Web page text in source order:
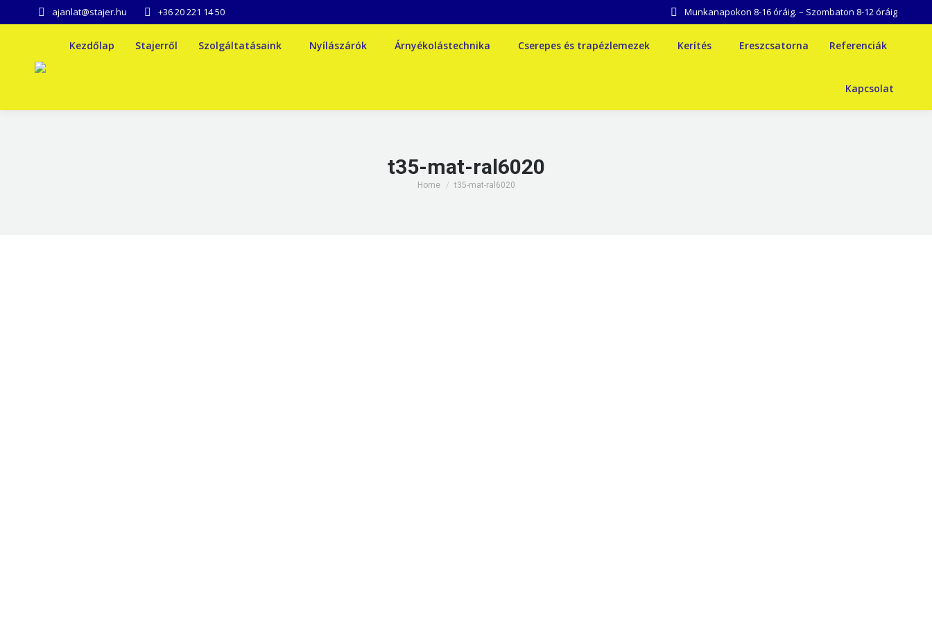
ajanlat@stajer.hu +36 20 221 14 50 Munkanapokon 8-16 óráig. – Szombaton 8-12 óráig
Kezdőlap Stajerről Szolgáltatásaink Nyílászárók Árnyékolástechnika Cserepes és trapézlemezek Kerítés Ereszcsatorna Referenciák
Kapcsolat
t35-mat-ral6020
You are here:
Home t35-mat-ral6020